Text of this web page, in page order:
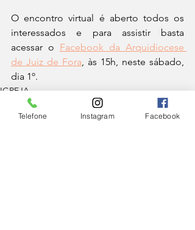
O encontro virtual é aberto todos os
interessados e para assistir basta
acessar o Facebook da Arquidiocese
de Juiz de Fora, às 15h, neste sábado,
dia 1º.
IGREJA
Telefone Instagram Facebook